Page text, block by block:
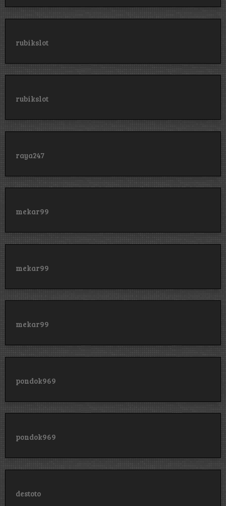
rubikslot
rubikslot
raya247
mekar99
mekar99
mekar99
pondok969
pondok969
destoto